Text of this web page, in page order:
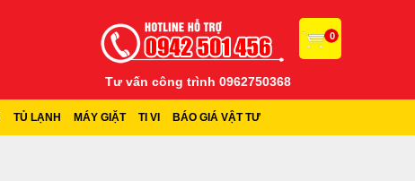
0
Tư vấn công trình 0962750368
TỦ LẠNH MÁY GIẶT TI VI BÁO GIÁ VẬT TƯ